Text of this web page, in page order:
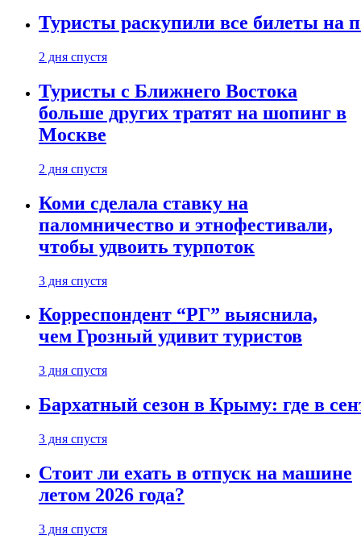
Туристы раскупили все билеты на
2 дня спустя
Туристы с Ближнего Востока
больше других тратят на шопинг в
Москве
2 дня спустя
Коми сделала ставку на
паломничество и этнофестивали,
чтобы удвоить турпоток
3 дня спустя
Корреспондент “РГ” выяснила,
чем Грозный удивит туристов
3 дня спустя
Бархатный сезон в Крыму: где в
3 дня спустя
Стоит ли ехать в отпуск на машине
летом 2026 года?
3 дня спустя